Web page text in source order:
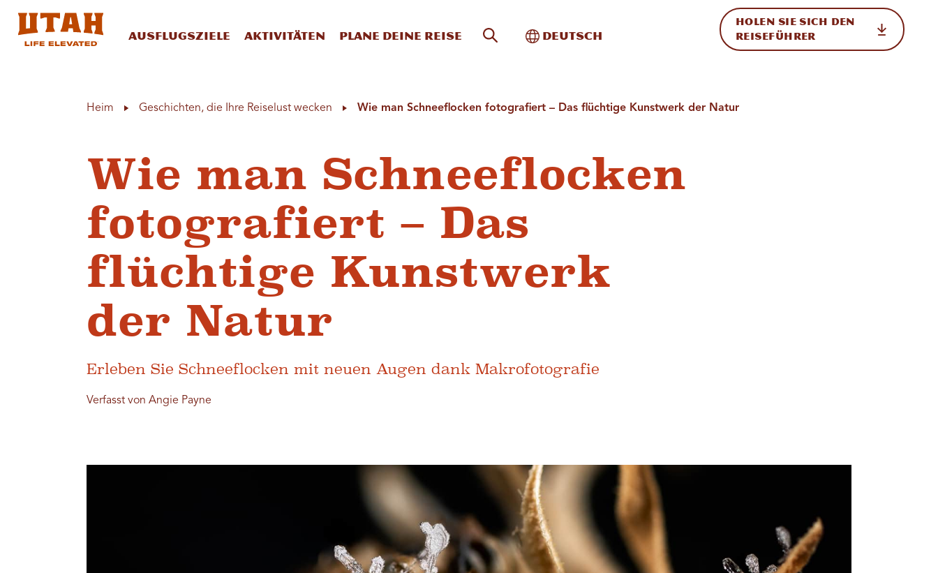
Ausflugsziele Aktivitäten Plane deine Reise Website-Suche
Toggle International
Deutsch
HOLEN SIE SICH DEN
REISEFÜHRER
Heim Geschichten, die Ihre Reiselust wecken Wie man Schneeflocken fotografiert – Das flüchtige Kunstwerk der Natur
Wie man Schneeflocken
fotografiert – Das
flüchtige Kunstwerk
der Natur
Erleben Sie Schneeflocken mit neuen Augen dank Makrofotografie
Verfasst von Angie Payne